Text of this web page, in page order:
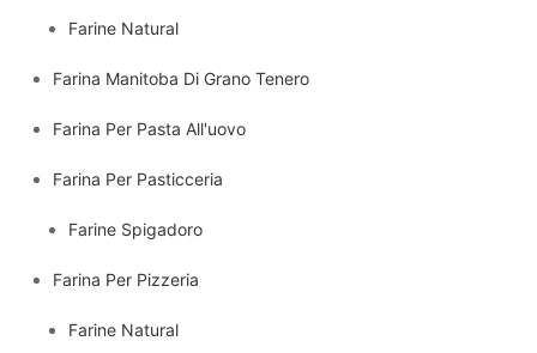
Farine Natural
Farina Manitoba Di Grano Tenero
Farina Per Pasta All'uovo
Farina Per Pasticceria
Farine Spigadoro
Farina Per Pizzeria
Farine Natural